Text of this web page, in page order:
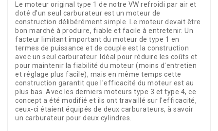
Le moteur original type 1 de notre VW refroidi par air et
doté d'un seul carburateur est un moteur de
construction délibérément simple. Le moteur devait être
bon marché à produire, fiable et facile à entretenir. Un
facteur limitant important du moteur de type 1 en
termes de puissance et de couple est la construction
avec un seul carburateur. Idéal pour réduire les coûts et
pour maintenir la fiabilité du moteur (moins d'entretien
et réglage plus facile), mais en même temps cette
construction garantit que l'efficacité du moteur est au
plus bas. Avec les derniers moteurs type 3 et type 4, ce
concept a été modifié et ils ont travaillé sur l'efficacité,
ceux-ci étaient équipés de deux carburateurs, à savoir
un carburateur pour deux cylindres.